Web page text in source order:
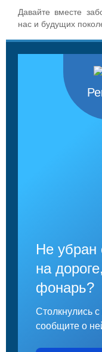
Давайте вместе
нас и будущих
Не убран
на
фонарь?
Столкнулись
сообщите о